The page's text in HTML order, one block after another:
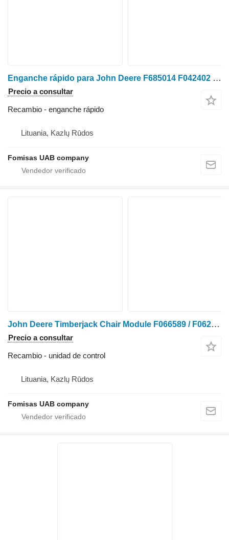
Enganche rápido para John Deere F685014 F042402 F700577 tractor de ruedas
Precio a consultar
Recambio - enganche rápido
Lituania, Kazlų Rūdos
Fomisas UAB company
John Deere Timberjack Chair Module F066589 / F062146 unidad de control para tractor de ruedas
Precio a consultar
Recambio - unidad de control
Lituania, Kazlų Rūdos
Fomisas UAB company